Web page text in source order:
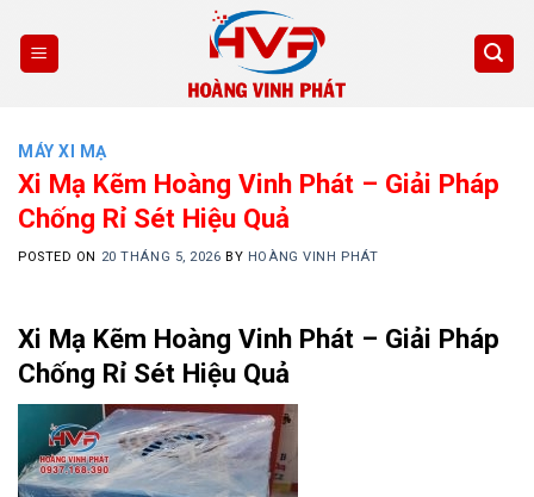
content
MÁY XI MẠ
Xi Mạ Kẽm Hoàng Vinh Phát – Giải Pháp
Chống Rỉ Sét Hiệu Quả
POSTED ON 20 THÁNG 5, 2026 BY HOÀNG VINH PHÁT
Xi Mạ Kẽm Hoàng Vinh Phát – Giải Pháp
Chống Rỉ Sét Hiệu Quả